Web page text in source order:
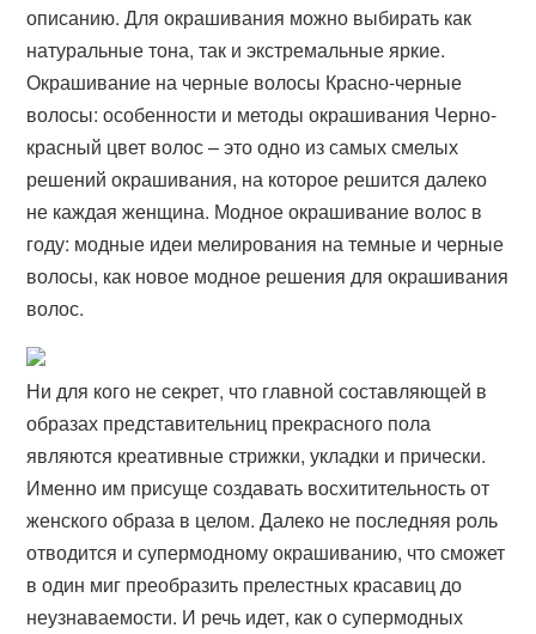
описанию. Для окрашивания можно выбирать как
натуральные тона, так и экстремальные яркие.
Окрашивание на черные волосы Красно-черные
волосы: особенности и методы окрашивания Черно-
красный цвет волос – это одно из самых смелых
решений окрашивания, на которое решится далеко
не каждая женщина. Модное окрашивание волос в
году: модные идеи мелирования на темные и черные
волосы, как новое модное решения для окрашивания
волос.
Ни для кого не секрет, что главной составляющей в
образах представительниц прекрасного пола
являются креативные стрижки, укладки и прически.
Именно им присуще создавать восхитительность от
женского образа в целом. Далеко не последняя роль
отводится и супермодному окрашиванию, что сможет
в один миг преобразить прелестных красавиц до
неузнаваемости. И речь идет, как о супермодных